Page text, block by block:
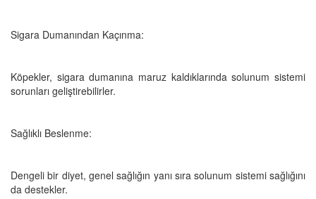
Sigara Dumanından Kaçınma:
Köpekler, sigara dumanına maruz kaldıklarında solunum sistemi
sorunları geliştirebilirler.
Sağlıklı Beslenme:
Dengeli bir diyet, genel sağlığın yanı sıra solunum sistemi sağlığını
da destekler.